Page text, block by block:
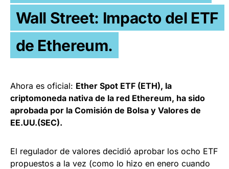
Wall Street: Impacto del ETF
de Ethereum.
Ahora es oficial: Ether Spot ETF (ETH), la
criptomoneda nativa de la red Ethereum, ha sido
aprobada por la Comisión de Bolsa y Valores de
EE.UU.(SEC).
El regulador de valores decidió aprobar los ocho ETF
propuestos a la vez (como lo hizo en enero cuando